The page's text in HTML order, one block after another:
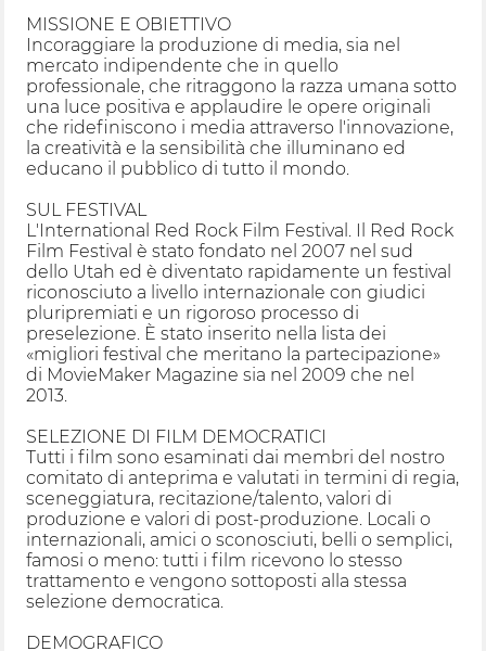
MISSIONE E OBIETTIVO
Incoraggiare la produzione di media, sia nel
mercato indipendente che in quello
professionale, che ritraggono la razza umana sotto
una luce positiva e applaudire le opere originali
che ridefiniscono i media attraverso l'innovazione,
la creatività e la sensibilità che illuminano ed
educano il pubblico di tutto il mondo.
SUL FESTIVAL
L'International Red Rock Film Festival. Il Red Rock
Film Festival è stato fondato nel 2007 nel sud
dello Utah ed è diventato rapidamente un festival
riconosciuto a livello internazionale con giudici
pluripremiati e un rigoroso processo di
preselezione. È stato inserito nella lista dei
«migliori festival che meritano la partecipazione»
di MovieMaker Magazine sia nel 2009 che nel
2013.
SELEZIONE DI FILM DEMOCRATICI
Tutti i film sono esaminati dai membri del nostro
comitato di anteprima e valutati in termini di regia,
sceneggiatura, recitazione/talento, valori di
produzione e valori di post-produzione. Locali o
internazionali, amici o sconosciuti, belli o semplici,
famosi o meno: tutti i film ricevono lo stesso
trattamento e vengono sottoposti alla stessa
selezione democratica.
DEMOGRAFICO